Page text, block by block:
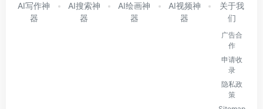
AI写作神
器
AI搜索神
器
AI绘画神
器
AI视频神
器
关于我
们
广告合
作
申请收
录
隐私政
策